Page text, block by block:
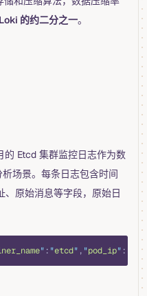
的约二分之一。
Etcd 集群监控日志作为数
场景。每条日志包含时间
、原始消息等字段，原始日
" : "etcd" , "pod_ip" :